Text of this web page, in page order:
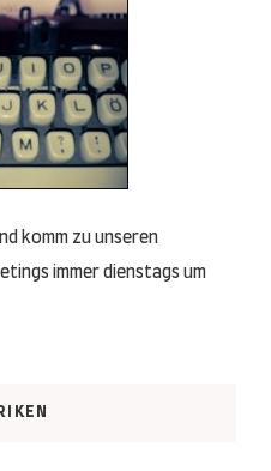
komm zu unseren
immer dienstags um